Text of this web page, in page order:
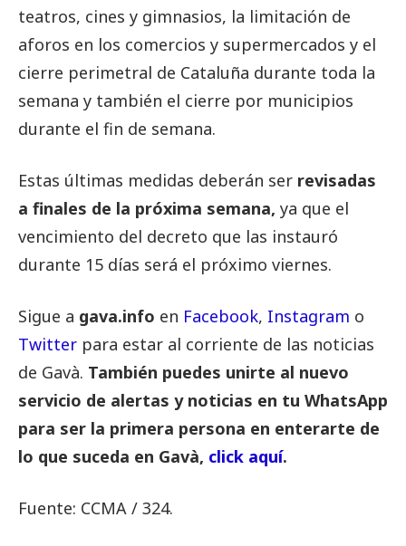
teatros, cines y gimnasios, la limitación de
aforos en los comercios y supermercados y el
cierre perimetral de Cataluña durante toda la
semana y también el cierre por municipios
durante el fin de semana.
Estas últimas medidas deberán ser revisadas
a finales de la próxima semana, ya que el
vencimiento del decreto que las instauró
durante 15 días será el próximo viernes.
Sigue a gava.info en Facebook, Instagram o
Twitter para estar al corriente de las noticias
de Gavà. También puedes unirte al nuevo
servicio de alertas y noticias en tu WhatsApp
para ser la primera persona en enterarte de
lo que suceda en Gavà, click aquí.
Fuente: CCMA / 324.